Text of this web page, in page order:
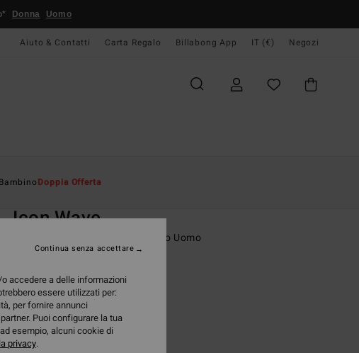
Donna Uomo
Aiuto & Contatti Carta Regalo Billabong App IT (€) Negozi
BambinoDoppia Offerta
Icon Wave
Maglietta a maniche corte Bianco Uomo
ECO-BONUS
25,95 €
Colori
accedere a delle informazioni
essere utilizzati per:
per fornire annunci
Puoi configurare la tua
esempio, alcuni cookie di
privacy.
Continua senza accettare